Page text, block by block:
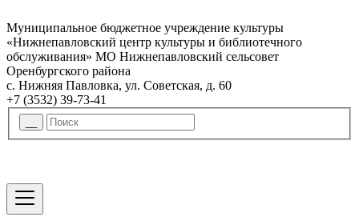
Муниципальное бюджетное учреждение культуры
«Нижнепавловский центр культуры и библиотечного
обслуживания» МО Нижнепавловский сельсовет
Оренбургского района
с. Нижняя Павловка, ул. Советская, д. 60
+7 (3532) 39-73-41